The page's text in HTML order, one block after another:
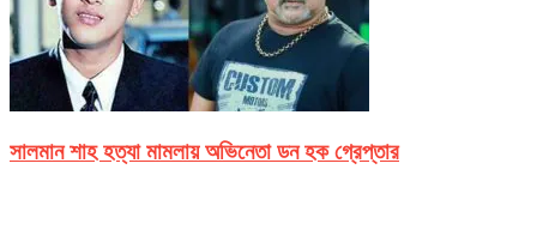
সালমান শাহ হত্যা মামলায় অভিনেতা ডন হক গ্রেপ্তার